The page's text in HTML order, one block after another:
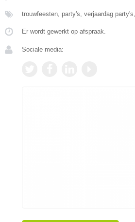
trouwfeesten, party's, verjaardag
Er wordt gewerkt op afspraak.
Sociale media: